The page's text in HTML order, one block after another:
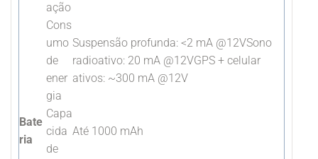
ação
Cons
umo
de
ener
gia
Suspensão profunda: <2 mA @12VSono
radioativo: 20 mA @12VGPS + celular
ativos: ~300 mA @12V
Bate
ria
Capa
cida
de
Até 1000 mAh